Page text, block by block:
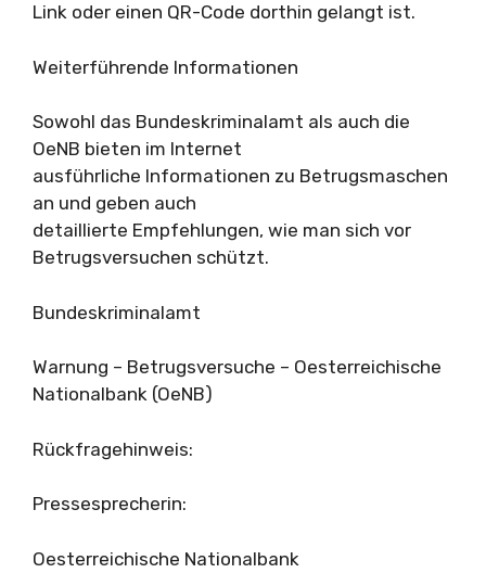
Link oder einen QR-Code dorthin gelangt ist.
Weiterführende Informationen
Sowohl das Bundeskriminalamt als auch die
OeNB bieten im Internet
ausführliche Informationen zu Betrugsmaschen
an und geben auch
detaillierte Empfehlungen, wie man sich vor
Betrugsversuchen schützt.
Bundeskriminalamt
Warnung – Betrugsversuche – Oesterreichische
Nationalbank (OeNB)
Rückfragehinweis:
Pressesprecherin:
Oesterreichische Nationalbank